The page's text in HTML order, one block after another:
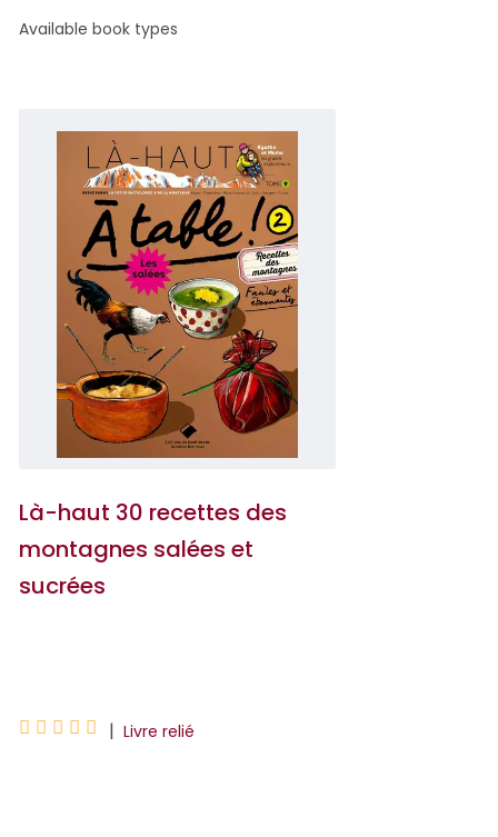
Available book types
Là-haut 30 recettes des
montagnes salées et
sucrées
     | Livre relié